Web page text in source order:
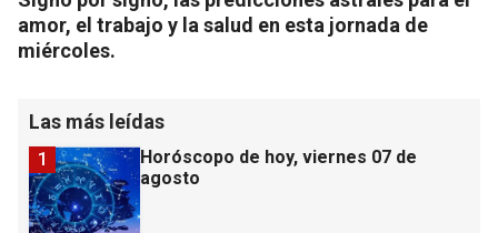
amor, el trabajo y la salud en esta jornada de
miércoles.
Las más leídas
Horóscopo de hoy, viernes 07 de
agosto
1